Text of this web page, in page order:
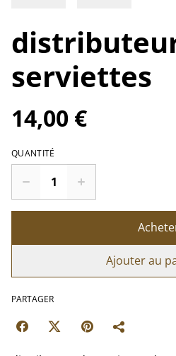
serviettes
14,00 €
QUANTITÉ
Ajouter au
PARTAGER